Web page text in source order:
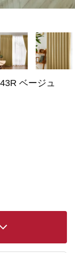
ベージュ